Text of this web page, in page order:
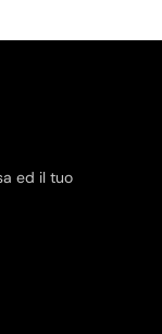
ed il tuo